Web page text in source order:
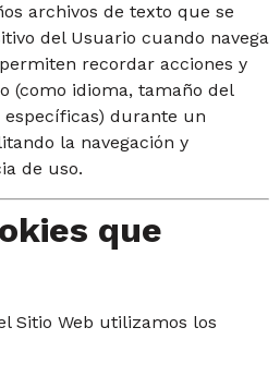
archivos de texto que se
del Usuario cuando navega
recordar acciones y
(como idioma, tamaño del
durante un
la navegación y
de uso.
que
Sitio Web utilizamos los